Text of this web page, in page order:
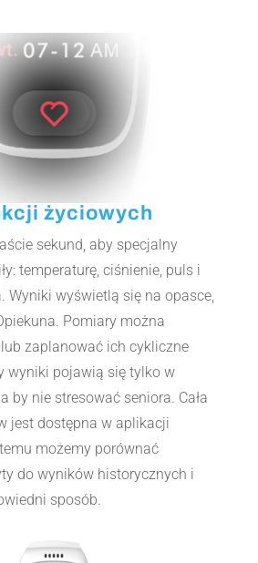
życiowych
sekund, aby specjalny
temperaturę, ciśnienie, puls i
Wyniki wyświetlą się na opasce,
Pomiary można
zaplanować ich cykliczne
wyniki pojawią się tylko w
by nie stresować seniora. Cała
jest dostępna w aplikacji
możemy porównać
do wyników historycznych i
sposób.